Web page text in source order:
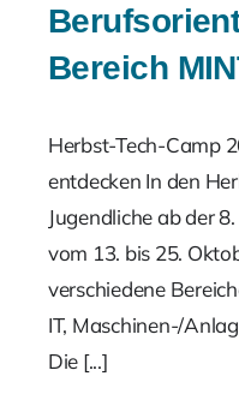
Bereich
Herbst-Tech-Camp
entdecken In den
Jugendliche ab der
vom 13. bis 25.
verschiedene
IT, Maschinen-/
Die [...]